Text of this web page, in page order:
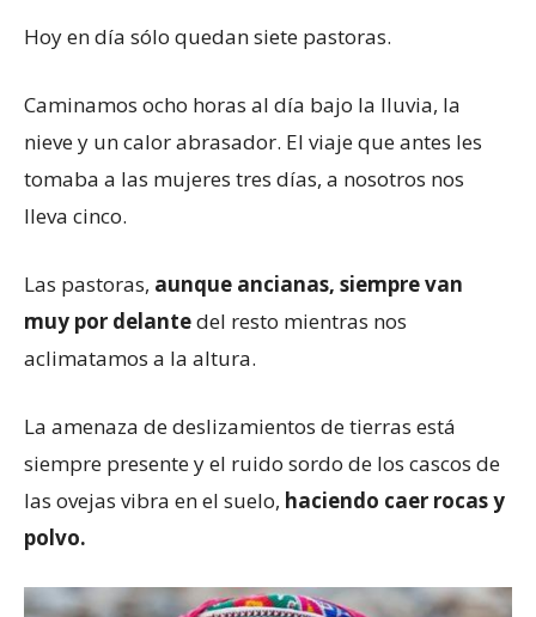
Hoy en día sólo quedan siete pastoras.
Caminamos ocho horas al día bajo la lluvia, la
nieve y un calor abrasador. El viaje que antes les
tomaba a las mujeres tres días, a nosotros nos
lleva cinco.
Las pastoras, aunque ancianas, siempre van
muy por delantedel resto mientras nos
aclimatamos a la altura.
La amenaza de deslizamientos de tierras está
siempre presente y el ruido sordo de los cascos de
las ovejas vibra en el suelo, haciendo caer rocas y
polvo.